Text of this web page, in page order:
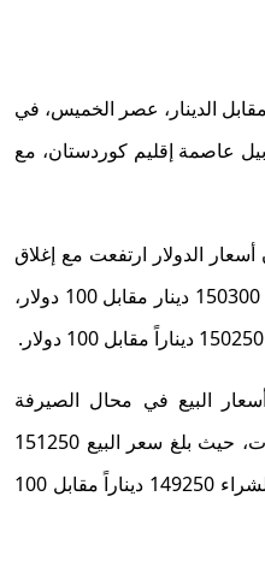
الدينار، عصر الخميس، في
عاصمة إقليم كوردستان، مع
الدولار ارتفعت مع إغلاق
بورصتي الكفاح والحارثية، لتسجل 150300 دينار مقابل 100 دولار،
البيع في محال الصيرفة
بالأسواق المحلية في بغداد استقرت، حيث بلغ سعر البيع 151250
ديناراً مقابل 100 دولار، بينما بلغ الشراء 149250 ديناراً مقابل 100